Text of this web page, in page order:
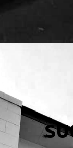
รั